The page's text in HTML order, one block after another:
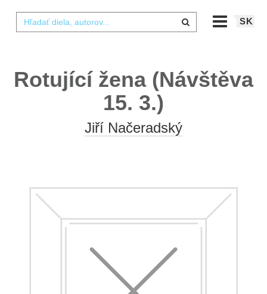
SK
Rotující žena (Návštěva
15. 3.)
Jiří Načeradský